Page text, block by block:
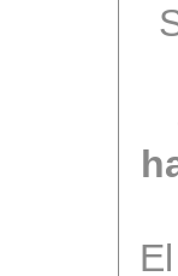
El